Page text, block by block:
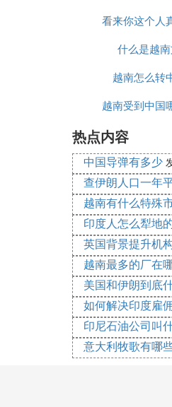
B-52战略轰炸
巴黎会议”四方
平协约）。随后
越南战争最后是
3. 越南丛林
越南是东南亚的
美军吃尽苦头。
自身，三是可能
三、火烧丛林，
越南的丛林中，
致误伤无辜的百
际地位处于被动
基于以上原因，
4. 美国大兵
说起越南战争，
人因为美国士
1968年的时候
看来你这个人
南语怎
什么是越
越南怎么转
越南受到中国
热点内容
中国导弹有多少
查伊朗人口一年
越南有什么特殊
印度人怎么犁地
英国背景提升机
越南最多的厂在
美国和伊朗到底
如何解决印度雇
印尼石油公司叫
意大利牧歌有哪